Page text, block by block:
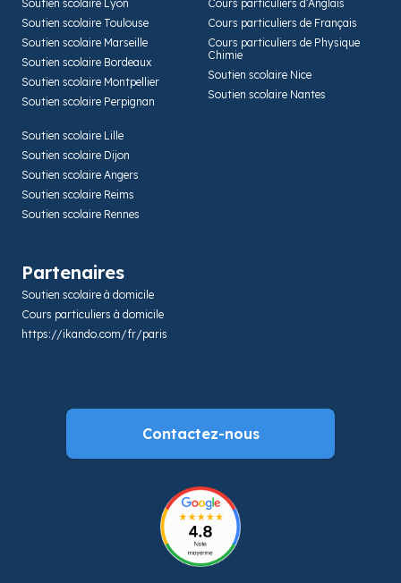
Soutien scolaire Lyon
Soutien scolaire Toulouse
Soutien scolaire Marseille
Soutien scolaire Bordeaux
Soutien scolaire Montpellier
Soutien scolaire Perpignan
Cours particuliers d’Anglais
Cours particuliers de Français
Cours particuliers de Physique
Chimie
Soutien scolaire Nice
Soutien scolaire Nantes
Soutien scolaire Lille
Soutien scolaire Dijon
Soutien scolaire Angers
Soutien scolaire Reims
Soutien scolaire Rennes
Partenaires
Soutien scolaire à domicile
Cours particuliers à domicile
https://ikando.com/fr/paris
Contactez-nous